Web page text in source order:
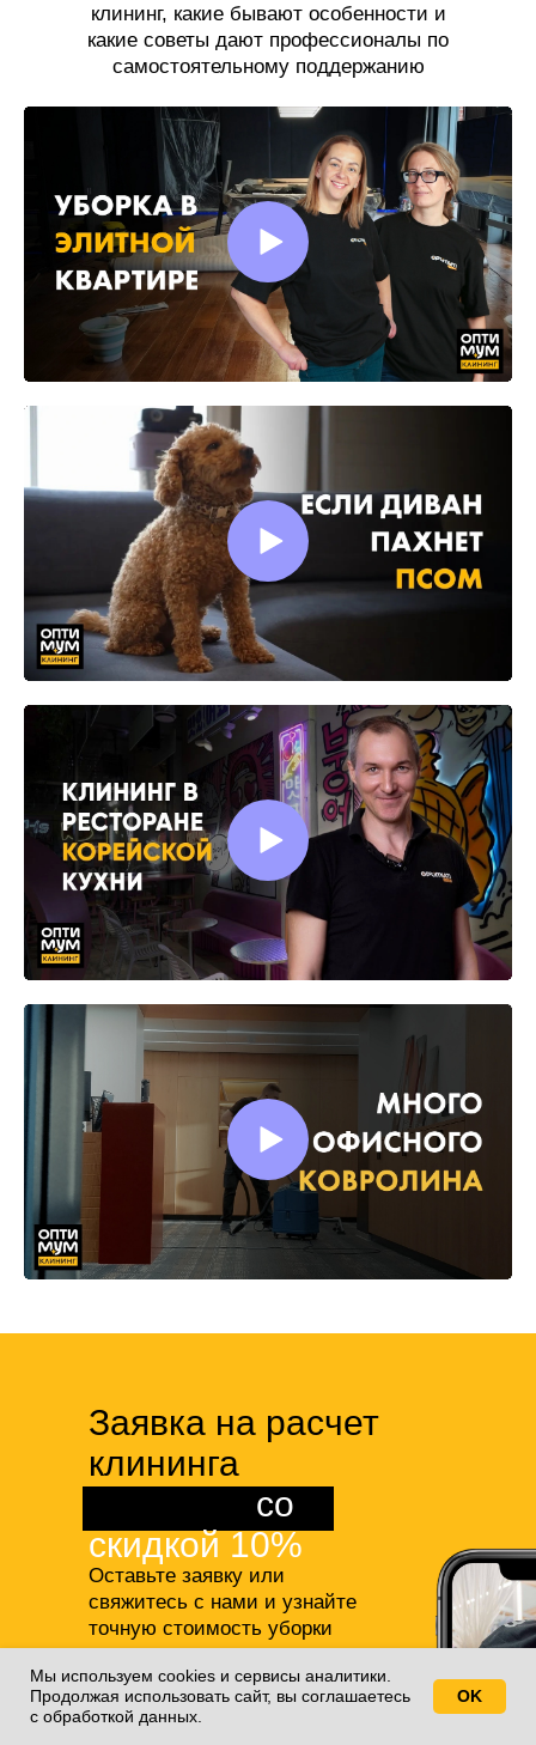
Свяжитесь с нами!
Мы используем cookies и сервисы аналитики.
Продолжая использовать сайт, вы соглашаетесь
с обработкой данных.
OK
клининг, какие бывают особенности и
какие советы дают профессионалы по
самостоятельному поддержанию
Оставьте заявку или
свяжитесь с нами и узнайте
точную стоимость уборки
студии или квартиры,а также
получите 10% скидку на все
наши услуги!
Заявка на расчет
клининга
со
скидкой 10%